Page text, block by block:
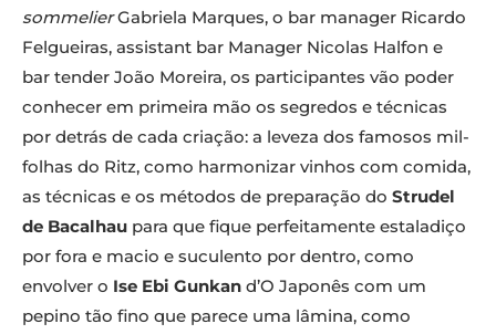
sommelierGabriela Marques, o bar manager Ricardo
Felgueiras, assistant bar Manager Nicolas Halfon e
bar tender João Moreira, os participantes vão poder
conhecer em primeira mão os segredos e técnicas
por detrás de cada criação: a leveza dos famosos mil-
folhas do Ritz, como harmonizar vinhos com comida,
as técnicas e os métodos de preparação do Strudel
de Bacalhau para que fique perfeitamente estaladiço
por fora e macio e suculento por dentro, como
envolver o Ise Ebi Gunkan d’O Japonês com um
pepino tão fino que parece uma lâmina, como